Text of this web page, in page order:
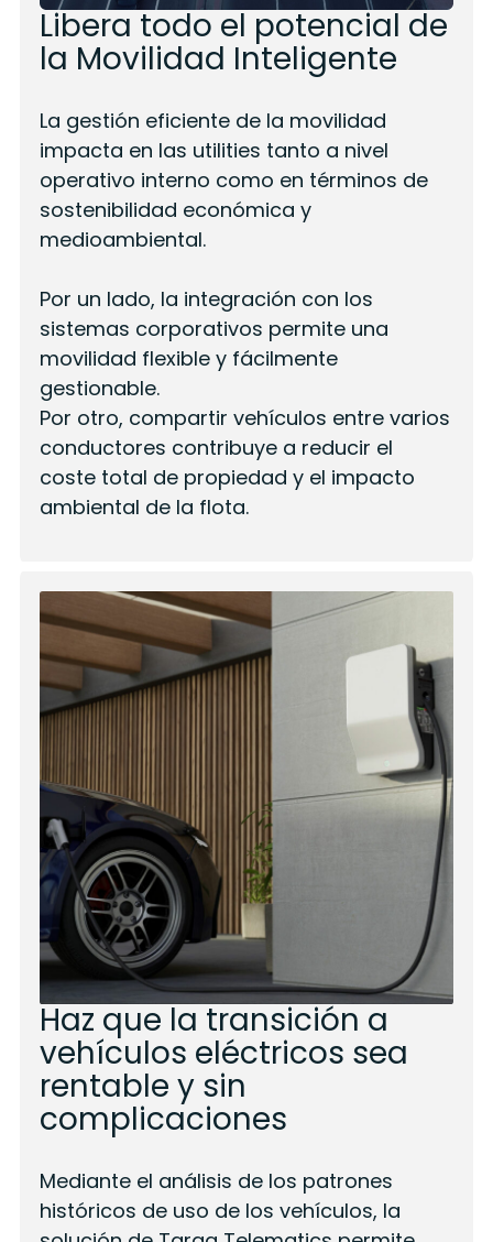
Libera todo el potencial de
la Movilidad Inteligente
La gestión eficiente de la movilidad
impacta en las utilities tanto a nivel
operativo interno como en términos de
sostenibilidad económica y
medioambiental.
Por un lado, la integración con los
sistemas corporativos permite una
movilidad flexible y fácilmente
gestionable.
Por otro, compartir vehículos entre varios
conductores contribuye a reducir el
coste total de propiedad y el impacto
ambiental de la flota.
Haz que la transición a
vehículos eléctricos sea
rentable y sin
complicaciones
Mediante el análisis de los patrones
históricos de uso de los vehículos, la